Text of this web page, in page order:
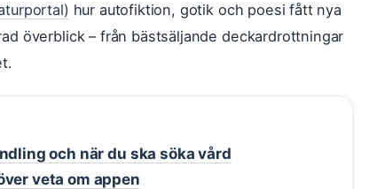
hur autofiktion, gotik och poesi fått nya
överblick – från bästsäljande deckardrottningar
och när du ska söka vård
veta om appen